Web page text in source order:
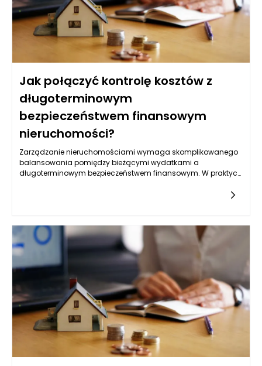
Jak połączyć kontrolę kosztów z
długoterminowym
bezpieczeństwem finansowym
nieruchomości?
Zarządzanie nieruchomościami wymaga skomplikowanego
balansowania pomiędzy bieżącymi wydatkami a
długoterminowym bezpieczeństwem finansowym. W praktyce
analizować swoje koszty operacyjne, przychody z najmu oraz
opracowanie szczegółowego budżetu, który pozwoli na ścisłe
monitorowanie wydatków oraz zdobywanie danych na temat
efektywności działań związanych z zarządzaniem
nieruchomościami. Ponadto, należy regularnie
przeprowadzać audyty finansowe, aby zidentyfikować
obszary, w których można zaoszczędzić, nie obniżając
jednocześnie jakości obsługi najemców.